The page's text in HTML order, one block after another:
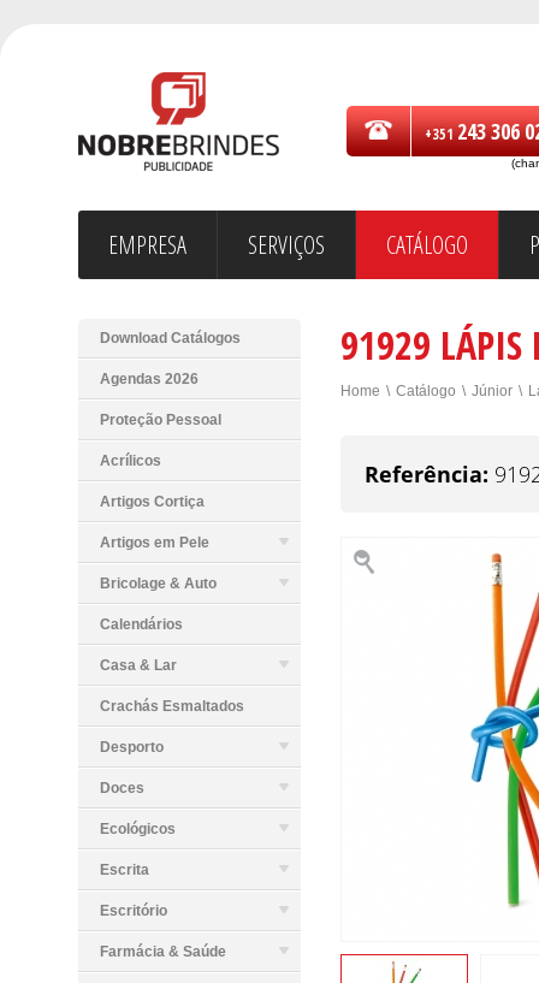
+351243 306
EMPRESA SERVIÇOS CATÁLOGO
Download Catálogos
Agendas 2026
Proteção Pessoal
Acrílicos
Artigos Cortiça
Artigos em Pele
Bricolage & Auto
Calendários
Casa & Lar
Crachás Esmaltados
Desporto
Doces
Ecológicos
Escrita
Escritório
Farmácia & Saúde
91929 LÁPIS
Home \ Catálogo \ Júnior \
Referência: